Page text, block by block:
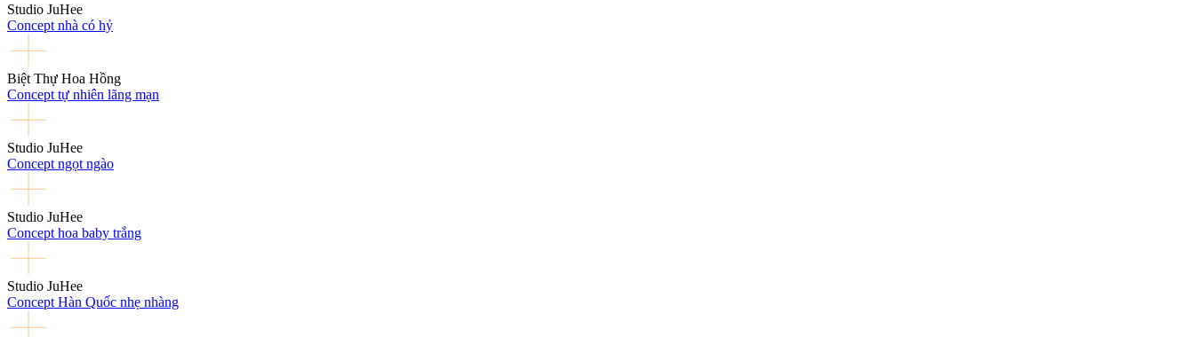
Studio JuHee
Concept nhà có hỷ
Biệt Thự Hoa Hồng
Concept tự nhiên lãng mạn
Studio JuHee
Concept ngọt ngào
Studio JuHee
Concept hoa baby trắng
Studio JuHee
Concept Hàn Quốc nhẹ nhàng